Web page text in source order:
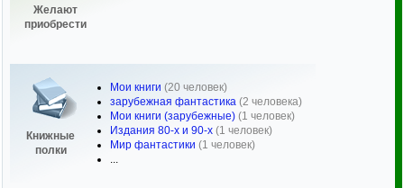
Желают
приобрести
Книжные
полки
Мои книги (20 человек)
зарубежная фантастика (2 человека)
Мои книги (зарубежные) (1 человек)
Издания 80-х и 90-х (1 человек)
Мир фантастики (1 человек)
...